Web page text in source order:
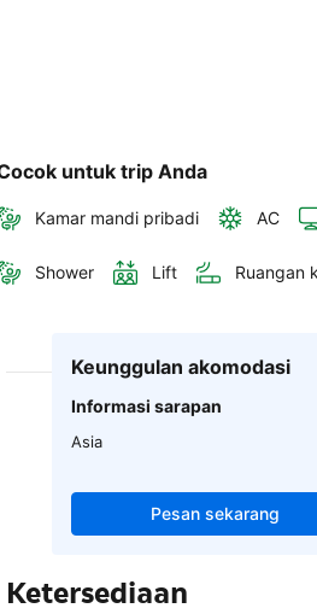
untuk trip Anda
Kamar mandi pribadi AC
Shower Lift Ruangan
Keunggulan akomodasi
Informasi sarapan
Asia
Pesan sekarang
Ketersediaan